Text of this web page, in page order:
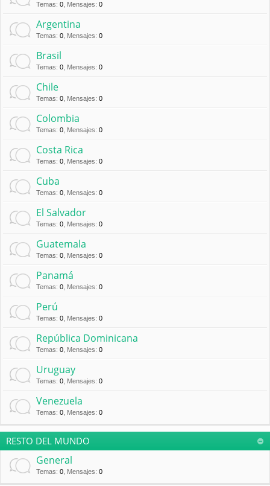
Temas: 0 Mensajes: 0
Argentina
Temas: 0 Mensajes: 0
Brasil
Temas: 0 Mensajes: 0
Chile
Temas: 0 Mensajes: 0
Colombia
Temas: 0 Mensajes: 0
Costa Rica
Temas: 0 Mensajes: 0
Cuba
Temas: 0 Mensajes: 0
El Salvador
Temas: 0 Mensajes: 0
Guatemala
Temas: 0 Mensajes: 0
Panamá
Temas: 0 Mensajes: 0
Perú
Temas: 0 Mensajes: 0
República Dominicana
Temas: 0 Mensajes: 0
Uruguay
Temas: 0 Mensajes: 0
Venezuela
Temas: 0 Mensajes: 0
RESTO DEL MUNDO
General
Temas: 0 Mensajes: 0